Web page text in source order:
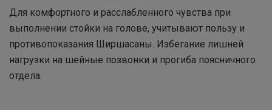
Для комфортного и расслабленного чувства при
выполнении стойки на голове, учитывают пользу и
противопоказания Ширшасаны. Избегание лишней
нагрузки на шейные позвонки и прогиба поясничного
отдела.